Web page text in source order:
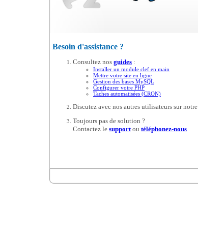
Besoin d'assistance ?
Consultez nos guides :
Installer un module clef en main
Mettre votre site en ligne
Gestion des bases MySQL
Configurer votre PHP
Taches automatisées (CRON)
Discutez avec nos autres utilisateurs sur notre
Toujours pas de solution ?
Contactez le supportou téléphonez-nous